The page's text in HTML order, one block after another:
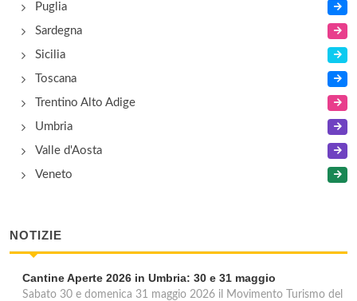
Puglia
Sardegna
Sicilia
Toscana
Trentino Alto Adige
Umbria
Valle d'Aosta
Veneto
NOTIZIE
Cantine Aperte 2026 in Umbria: 30 e 31 maggio
Sabato 30 e domenica 31 maggio 2026 il Movimento Turismo del